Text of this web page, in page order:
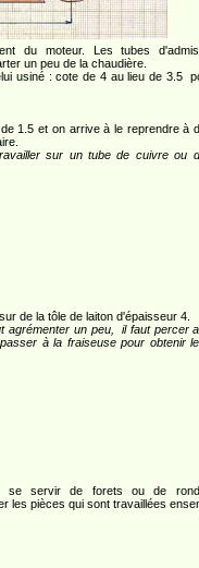
du moteur. Les tubes
un peu de la chaudière.
usiné : cote de 4 au lieu de 3.5
1.5 et on arrive à le reprendre à
sur un tube de cuivre ou
de la tôle de laiton d'épaisseur 4.
agrémenter un peu, il faut percer
à la fraiseuse pour obtenir
se servir de forets ou de
les pièces qui sont travaillées